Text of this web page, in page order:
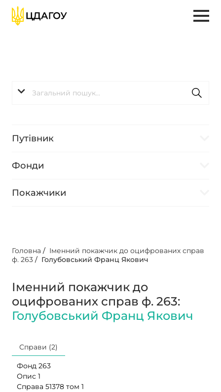
Путівник
Фонди
Покажчики
Головна / Іменний покажчик до оцифрованих справ
ф. 263 / Голубовський Франц Якович
Іменний покажчик до
оцифрованих справ ф. 263:
Голубовський Франц Якович
Справи (2)
Фонд 263
Опис 1
Справа 51378 том 1